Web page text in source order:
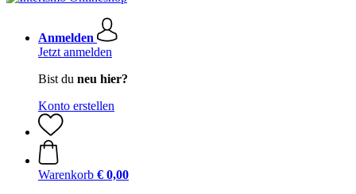
Anmelden
Jetzt anmelden
Bist du neu hier?
Konto erstellen
Warenkorb € 0,00